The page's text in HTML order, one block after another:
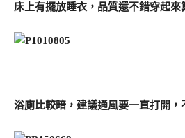
床上有擺放睡衣，品質還不錯穿起來
浴廁比較暗，建議通風要一直打開，